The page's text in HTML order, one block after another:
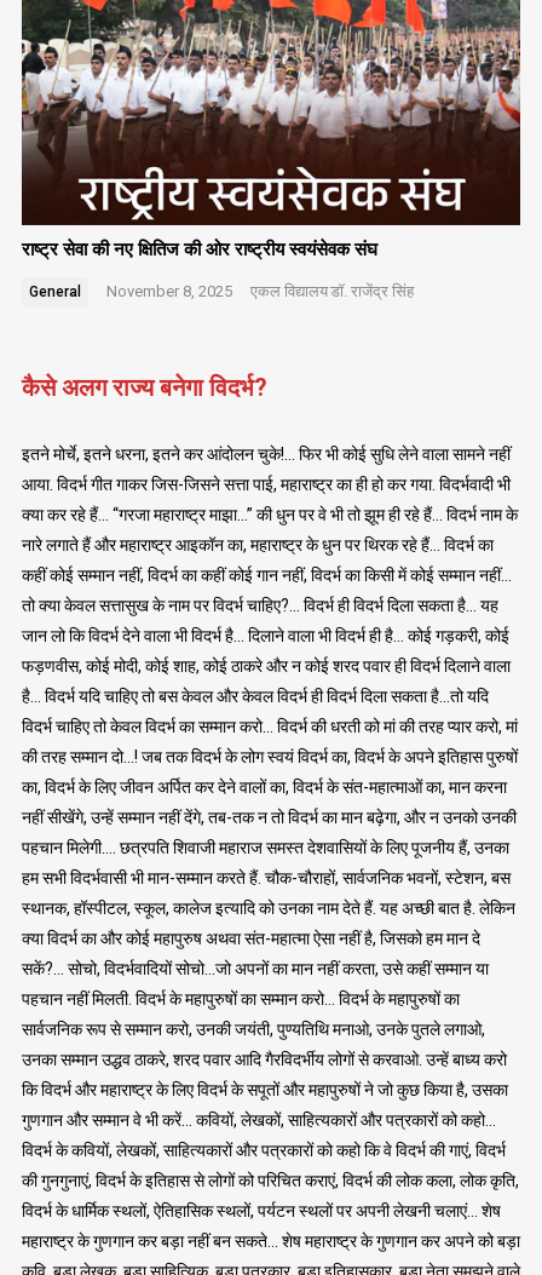
राष्ट्र सेवा की नए क्षितिज की ओर राष्ट्रीय स्वयंसेवक संघ
General November 8, 2025 एकल विद्यालयडॉ. राजेंद्र सिंह
कैसे अलग राज्य बनेगा विदर्भ?
इतने मोर्चे, इतने धरना, इतने कर आंदोलन चुके!… फिर भी कोई सुधि लेने वाला सामने नहीं
आया. विदर्भ गीत गाकर जिस-जिसने सत्ता पाई, महाराष्ट्र का ही हो कर गया. विदर्भवादी भी
क्या कर रहे हैं… “गरजा महाराष्ट्र माझा…” की धुन पर वे भी तो झूम ही रहे हैं… विदर्भ नाम के
नारे लगाते हैं और महाराष्ट्र आइकॉन का, महाराष्ट्र के धुन पर थिरक रहे हैं… विदर्भ का
कहीं कोई सम्मान नहीं, विदर्भ का कहीं कोई गान नहीं, विदर्भ का किसी में कोई सम्मान नहीं…
तो क्या केवल सत्तासुख के नाम पर विदर्भ चाहिए?… विदर्भ ही विदर्भ दिला सकता है… यह
जान लो कि विदर्भ देने वाला भी विदर्भ है… दिलाने वाला भी विदर्भ ही है… कोई गड़करी, कोई
फड़णवीस, कोई मोदी, कोई शाह, कोई ठाकरे और न कोई शरद पवार ही विदर्भ दिलाने वाला
है… विदर्भ यदि चाहिए तो बस केवल और केवल विदर्भ ही विदर्भ दिला सकता है…तो यदि
विदर्भ चाहिए तो केवल विदर्भ का सम्मान करो… विदर्भ की धरती को मां की तरह प्यार करो, मां
की तरह सम्मान दो…! जब तक विदर्भ के लोग स्वयं विदर्भ का, विदर्भ के अपने इतिहास पुरुषों
का, विदर्भ के लिए जीवन अर्पित कर देने वालों का, विदर्भ के संत-महात्माओं का, मान करना
नहीं सीखेंगे, उन्हें सम्मान नहीं देंगे, तब-तक न तो विदर्भ का मान बढ़ेगा, और न उनको उनकी
पहचान मिलेगी…. छत्रपति शिवाजी महाराज समस्त देशवासियों के लिए पूजनीय हैं, उनका
हम सभी विदर्भवासी भी मान-सम्मान करते हैं. चौक-चौराहों, सार्वजनिक भवनों, स्टेशन, बस
स्थानक, हॉस्पीटल, स्कूल, कालेज इत्यादि को उनका नाम देते हैं. यह अच्छी बात है. लेकिन
क्या विदर्भ का और कोई महापुरुष अथवा संत-महात्मा ऐसा नहीं है, जिसको हम मान दे
सकें?… सोचो, विदर्भवादियों सोचो…जो अपनों का मान नहीं करता, उसे कहीं सम्मान या
पहचान नहीं मिलती. विदर्भ के महापुरुषों का सम्मान करो… विदर्भ के महापुरुषों का
सार्वजनिक रूप से सम्मान करो, उनकी जयंती, पुण्यतिथि मनाओ, उनके पुतले लगाओ,
उनका सम्मान उद्धव ठाकरे, शरद पवार आदि गैरविदर्भीय लोगों से करवाओ. उन्हें बाध्य करो
कि विदर्भ और महाराष्ट्र के लिए विदर्भ के सपूतों और महापुरुषों ने जो कुछ किया है, उसका
गुणगान और सम्मान वे भी करें… कवियों, लेखकों, साहित्यकारों और पत्रकारों को कहो…
विदर्भ के कवियों, लेखकों, साहित्यकारों और पत्रकारों को कहो कि वे विदर्भ की गाएं, विदर्भ
की गुनगुनाएं, विदर्भ के इतिहास से लोगों को परिचित कराएं, विदर्भ की लोक कला, लोक कृति,
विदर्भ के धार्मिक स्थलों, ऐतिहासिक स्थलों, पर्यटन स्थलों पर अपनी लेखनी चलाएं… शेष
महाराष्ट्र के गुणगान कर बड़ा नहीं बन सकते… शेष महाराष्ट्र के गुणगान कर अपने को बड़ा